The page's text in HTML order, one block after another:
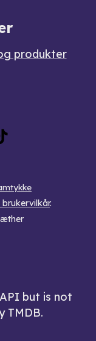
produkter
brukervilkår.
but is not
TMDB.